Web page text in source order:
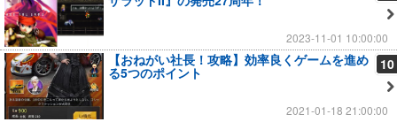
2023-11-01 10:00:00
10
【おねがい社長！攻略】効率良くゲームを進め
る5つのポイント
2021-01-18 21:00:00